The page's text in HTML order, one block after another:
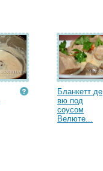
Бланкетт де
вю под
соусом
Велюте...